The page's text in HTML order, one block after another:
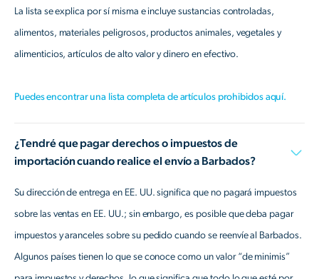
La lista se explica por sí misma e incluye sustancias controladas,
alimentos, materiales peligrosos, productos animales, vegetales y
alimenticios, artículos de alto valor y dinero en efectivo.
Puedes encontrar una lista completa de artículos prohibidos aquí.
¿Tendré que pagar derechos o impuestos de
importación cuando realice el envío a Barbados?
Su dirección de entrega en EE. UU. significa que no pagará impuestos
sobre las ventas en EE. UU.; sin embargo, es posible que deba pagar
impuestos y aranceles sobre su pedido cuando se reenvíe al Barbados.
Algunos países tienen lo que se conoce como un valor “de minimis”